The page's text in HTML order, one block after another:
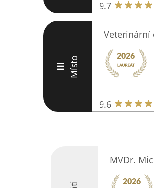
9.7
III Místo
Veterinární
9.6
MVDr.